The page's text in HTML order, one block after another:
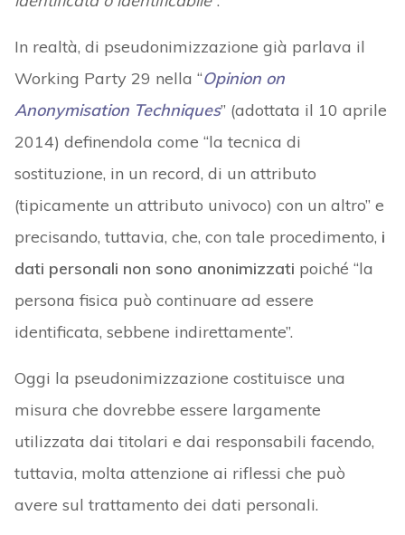
In realtà, di pseudonimizzazione già parlava il
Working Party 29 nella “Opinion on
Anonymisation Techniques” (adottata il 10 aprile
2014) definendola come “la tecnica di
sostituzione, in un record, di un attributo
(tipicamente un attributo univoco) con un altro” e
precisando, tuttavia, che, con tale procedimento, i
dati personali non sono anonimizzati poiché “la
persona fisica può continuare ad essere
identificata, sebbene indirettamente”.
Oggi la pseudonimizzazione costituisce una
misura che dovrebbe essere largamente
utilizzata dai titolari e dai responsabili facendo,
tuttavia, molta attenzione ai riflessi che può
avere sul trattamento dei dati personali.